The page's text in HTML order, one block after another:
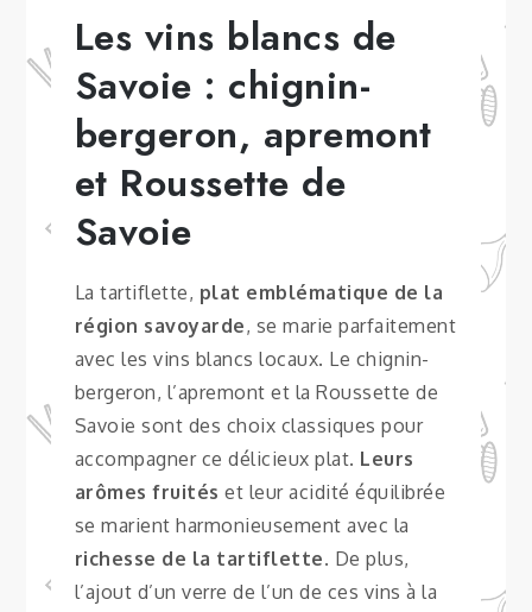
Les vins blancs de
Savoie : chignin-
bergeron, apremont
et Roussette de
Savoie
La tartiflette, plat emblématique de la
région savoyarde, se marie parfaitement
avec les vins blancs locaux. Le chignin-
bergeron, l’apremont et la Roussette de
Savoie sont des choix classiques pour
accompagner ce délicieux plat. Leurs
arômes fruités et leur acidité équilibrée
se marient harmonieusement avec la
richesse de la tartiflette. De plus,
l’ajout d’un verre de l’un de ces vins à la